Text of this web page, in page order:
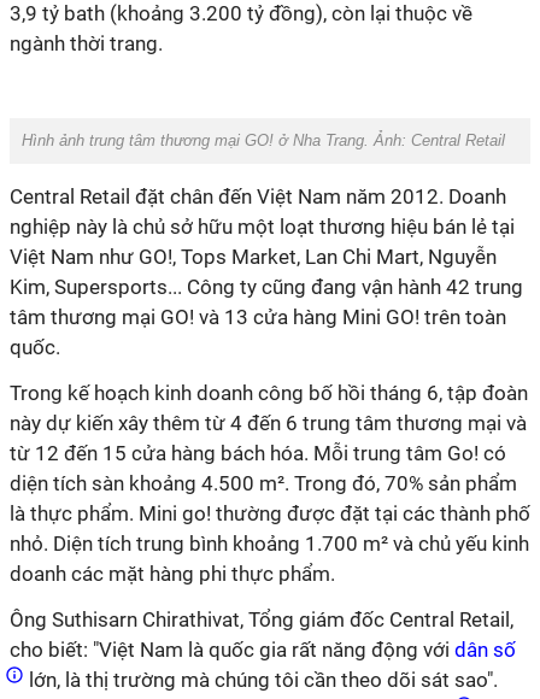
3,9 tỷ bath (khoảng 3.200 tỷ đồng), còn lại thuộc về
ngành thời trang.
Hình ảnh trung tâm thương mại GO! ở Nha Trang. Ảnh: Central Retail
Central Retail đặt chân đến Việt Nam năm 2012. Doanh
nghiệp này là chủ sở hữu một loạt thương hiệu bán lẻ tại
Việt Nam như GO!, Tops Market, Lan Chi Mart, Nguyễn
Kim, Supersports... Công ty cũng đang vận hành 42 trung
tâm thương mại GO! và 13 cửa hàng Mini GO! trên toàn
quốc.
Trong kế hoạch kinh doanh công bố hồi tháng 6, tập đoàn
này dự kiến xây thêm từ 4 đến 6 trung tâm thương mại và
từ 12 đến 15 cửa hàng bách hóa. Mỗi trung tâm Go! có
diện tích sàn khoảng 4.500 m². Trong đó, 70% sản phẩm
là thực phẩm. Mini go! thường được đặt tại các thành phố
nhỏ. Diện tích trung bình khoảng 1.700 m² và chủ yếu kinh
doanh các mặt hàng phi thực phẩm.
Ông Suthisarn Chirathivat, Tổng giám đốc Central Retail,
cho biết: "Việt Nam là quốc gia rất năng động với dân số
lớn, là thị trường mà chúng tôi cần theo dõi sát sao".